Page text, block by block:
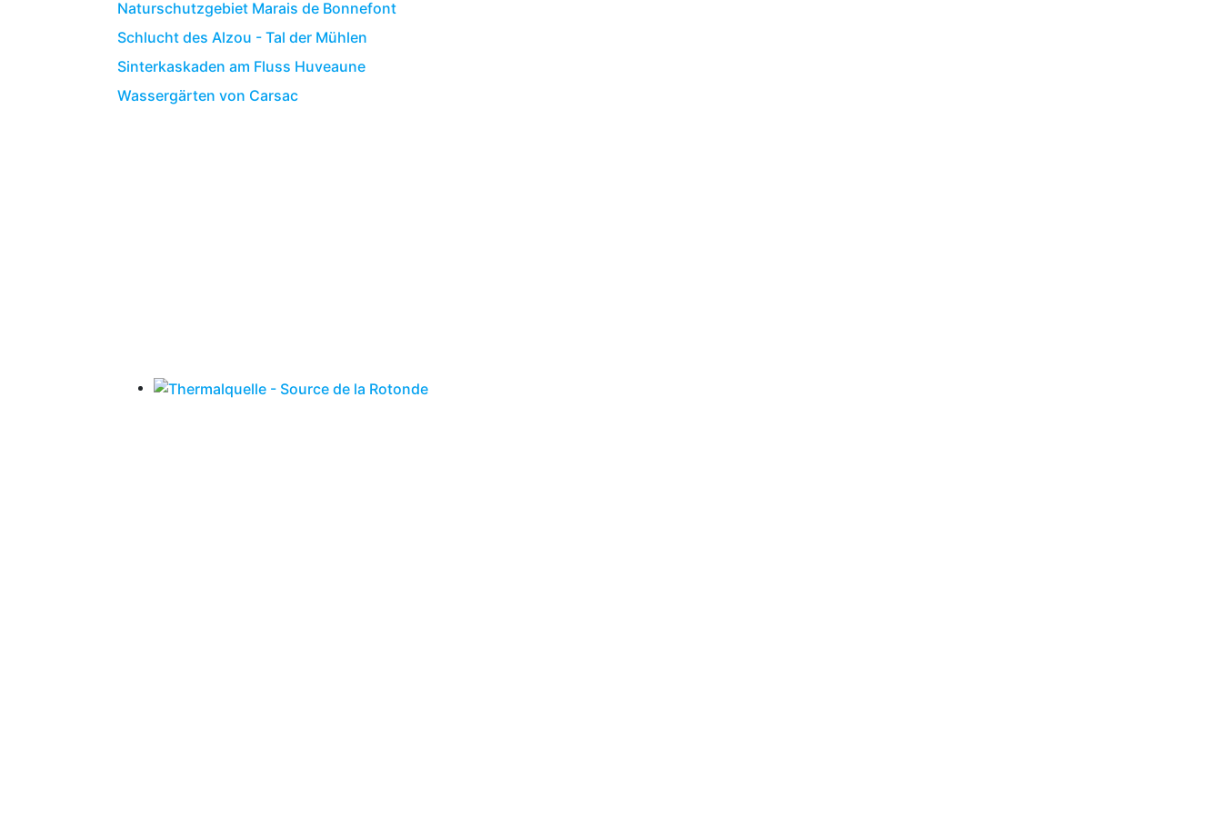
Naturschutzgebiet Marais de Bonnefont
Schlucht des Alzou - Tal der Mühlen
Sinterkaskaden am Fluss Huveaune
Wassergärten von Carsac